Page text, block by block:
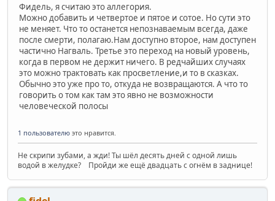
Фидель, я считаю это аллегория.
Можно добавить и четвертое и пятое и сотое. Но сути это
не меняет. Что то останется непознаваемым всегда, даже
после смерти, полагаю.Нам доступно второе, нам доступен
частично Нагваль. Третье это переход на новый уровень,
когда в первом не держит ничего. В редчайших случаях
это можно трактовать как просветление,и то в сказках.
Обычно это уже про то, откуда не возвращаются. А что то
говорить о том как там это явно не возможности
человеческой полосы
1 пользователю это нравится.
Не скрипи зубами, а жди! Ты шёл десять дней с одной лишь
водой в желудке? Пройди же ещё двадцать с огнём в заднице!